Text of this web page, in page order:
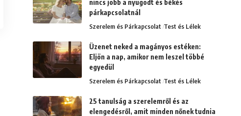
nincs jobb a nyugodt és békés
párkapcsolatnál
Szerelem és Párkapcsolat Test és Lélek
Üzenet neked a magányos estéken:
Eljön a nap, amikor nem leszel többé
egyedül
Szerelem és Párkapcsolat Test és Lélek
25 tanulság a szerelemről és az
elengedésről, amit minden nőnek tudnia